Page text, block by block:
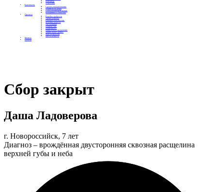
Контакты
Отделения
Как помочь
Сделать пожертвование
Подписка на добро
Стать волонтером фонда
Вечеринки со смыслом
Проекты
Коробка храбрости
Уроки Доброты
Юридическая помощь
Мамины радости
Автодобряки
Добрый торт
Добропробег
Няни особого назначения
Акция «Букет добра»
Фактор времени
Цветы доброты
Бизнесу
Отчеты
Сбор закрыт
Даша Ладоверова
г. Новороссийск, 7 лет
Диагноз – врождённая двусторонняя сквозная расщелина
верхней губы и неба